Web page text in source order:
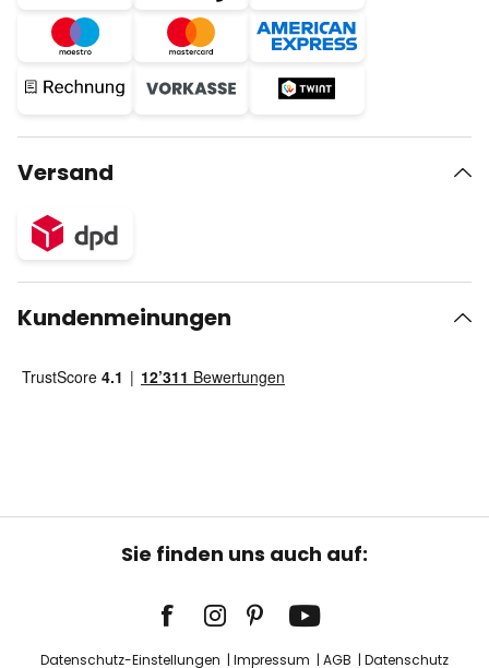
Versand
Kundenmeinungen
Sie finden uns auch auf:
Datenschutz-Einstellungen Impressum AGB Datenschutz